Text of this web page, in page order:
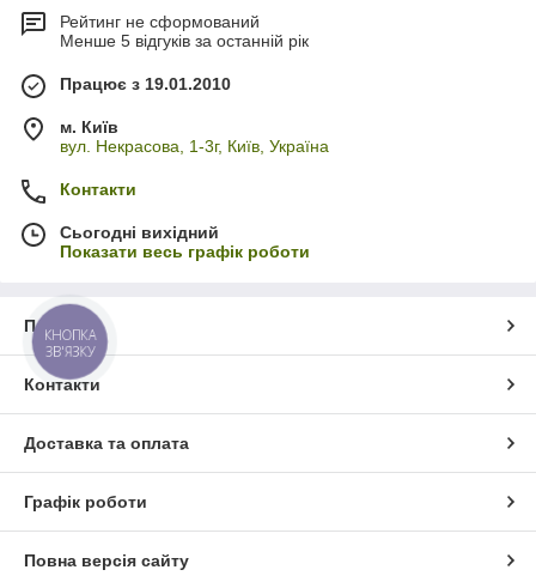
Рейтинг не сформований
Менше 5 відгуків за останній рік
Працює з 19.01.2010
м. Київ
вул. Некрасова, 1-3г, Київ, Україна
Контакти
Сьогодні вихідний
Показати весь графік роботи
Про нас
Контакти
Доставка та оплата
Графік роботи
Повна версія сайту
КНОПКА
ЗВ'ЯЗКУ